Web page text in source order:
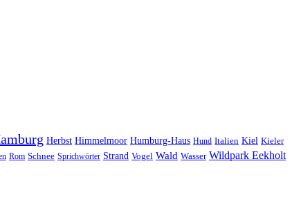
Herbst Himmelmoor Humburg-Haus Hund Italien Kiel Kieler
Rom Schnee Sprichwörter Strand Vogel Wald Wasser Wildpark Eekholt